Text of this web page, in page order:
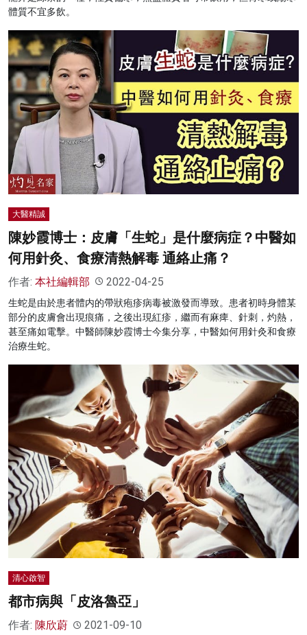
體質不宜多飲。
大醫精誠
陳妙霞博士：皮膚「生蛇」是什麼病症？中醫如
何用針灸、食療清熱解毒 通絡止痛？
作者: 本社編輯部 2022-04-25
生蛇是由於患者體内的帶狀疱疹病毒被激發而導致。患者初時身體某
部分的皮膚會出現痕痛，之後出現紅疹，繼而有麻痺、針刺，灼熱，
甚至痛如電擊。中醫師陳妙霞博士今集分享，中醫如何用針灸和食療
治療生蛇。
清心啟智
都市病與「皮洛魯亞」
作者: 陳欣蔚 2021-09-10